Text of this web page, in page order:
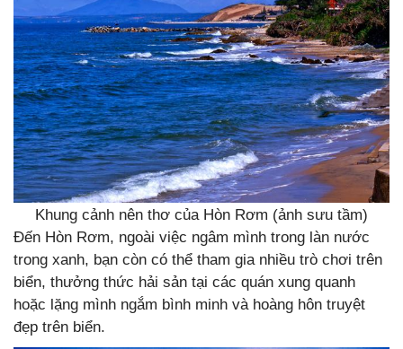
Khung cảnh nên thơ của Hòn Rơm (ảnh sưu tầm)
Đến Hòn Rơm, ngoài việc ngâm mình trong làn nước
trong xanh, bạn còn có thể tham gia nhiều trò chơi trên
biển, thưởng thức hải sản tại các quán xung quanh
hoặc lặng mình ngắm bình minh và hoàng hôn truyệt
đẹp trên biển.